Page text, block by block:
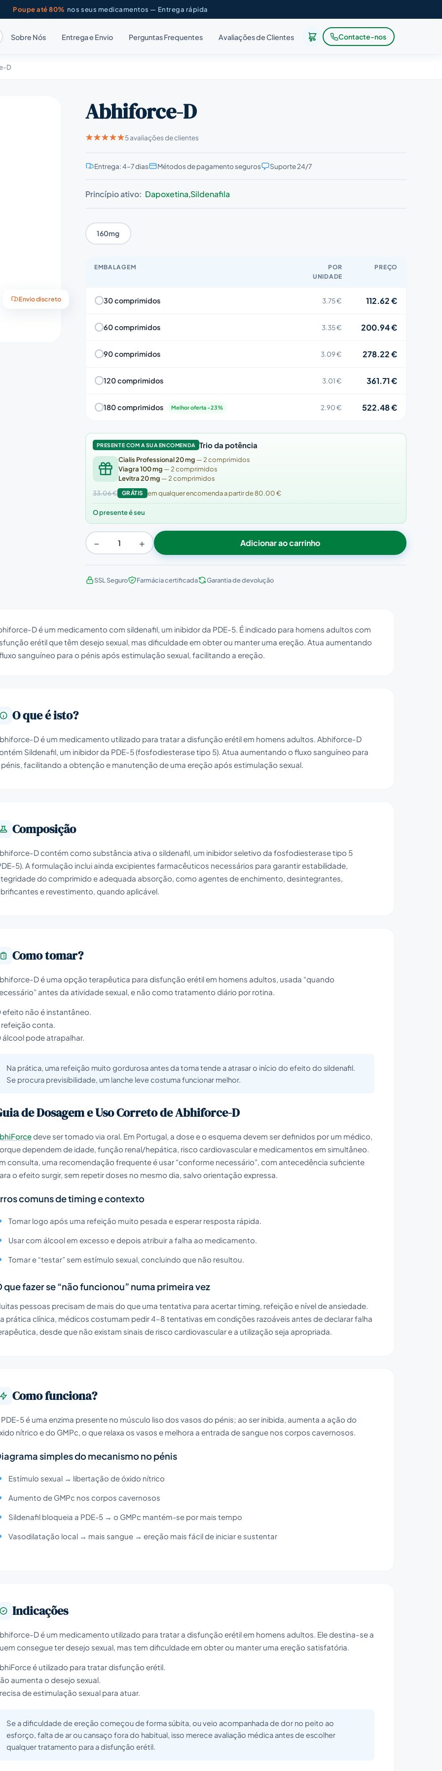
Poupe até 80% nos seus medicamentos — Entrega rápida
Sobre Nós Entrega e Envio Perguntas Frequentes Avaliações de Clientes Contacte-nos
D
Envio discreto
Abhiforce-D
5 avaliações de clientes
Entrega: 4–7 dias Métodos de pagamento seguros Suporte 24/7
Princípio ativo: Dapoxetina,Sildenafila
160mg
EMBALAGEM
POR
UNIDADE
PREÇO
30 comprimidos 3.75 € 112.62 €
60 comprimidos 3.35 € 200.94 €
90 comprimidos 3.09 € 278.22 €
120 comprimidos 3.01 € 361.71 €
180 comprimidos Melhor oferta -23% 2.90 € 522.48 €
PRESENTE COM A SUA ENCOMENDA Trio da potência
Cialis Professional 20 mg — 2 comprimidos
Viagra 100 mg — 2 comprimidos
Levitra 20 mg — 2 comprimidos
33.06 €
GRÁTIS em qualquer encomenda a partir de 80.00 €
O presente é seu
− + Adicionar ao carrinho
SSL Seguro Farmácia certificada Garantia de devolução
D é um medicamento com sildenafil, um inibidor da PDE-5. É indicado para homens adultos com
erétil que têm desejo sexual, mas dificuldade em obter ou manter uma ereção. Atua aumentando
sanguíneo para o pénis após estimulação sexual, facilitando a ereção.
O que é isto?
D é um medicamento utilizado para tratar a disfunção erétil em homens adultos. Abhiforce-D
Sildenafil, um inibidor da PDE-5 (fosfodiesterase tipo 5). Atua aumentando o fluxo sanguíneo para
pénis, facilitando a obtenção e manutenção de uma ereção após estimulação sexual.
Composição
D contém como substância ativa o sildenafil, um inibidor seletivo da fosfodiesterase tipo 5
5). A formulação inclui ainda excipientes farmacêuticos necessários para garantir estabilidade,
do comprimido e adequada absorção, como agentes de enchimento, desintegrantes,
e revestimento, quando aplicável.
Como tomar?
D é uma opção terapêutica para disfunção erétil em homens adultos, usada “quando
antes da atividade sexual, e não como tratamento diário por rotina.
efeito não é instantâneo.
refeição conta.
álcool pode atrapalhar.
Na prática, uma refeição muito gordurosa antes da toma tende a atrasar o início do efeito do sildenafil.
Se procura previsibilidade, um lanche leve costuma funcionar melhor.
de Dosagem e Uso Correto de Abhiforce-D
deve ser tomado via oral. Em Portugal, a dose e o esquema devem ser definidos por um médico,
dependem de idade, função renal/hepática, risco cardiovascular e medicamentos em simultâneo.
consulta, uma recomendação frequente é usar “conforme necessário”, com antecedência suficiente
o efeito surgir, sem repetir doses no mesmo dia, salvo orientação expressa.
comuns de timing e contexto
Tomar logo após uma refeição muito pesada e esperar resposta rápida.
Usar com álcool em excesso e depois atribuir a falha ao medicamento.
Tomar e “testar” sem estímulo sexual, concluindo que não resultou.
que fazer se “não funcionou” numa primeira vez
pessoas precisam de mais do que uma tentativa para acertar timing, refeição e nível de ansiedade.
prática clínica, médicos costumam pedir 4–8 tentativas em condições razoáveis antes de declarar falha
desde que não existam sinais de risco cardiovascular e a utilização seja apropriada.
Como funciona?
PDE-5 é uma enzima presente no músculo liso dos vasos do pénis; ao ser inibida, aumenta a ação do
nítrico e do GMPc, o que relaxa os vasos e melhora a entrada de sangue nos corpos cavernosos.
simples do mecanismo no pénis
Estímulo sexual → libertação de óxido nítrico
Aumento de GMPc nos corpos cavernosos
Sildenafil bloqueia a PDE-5 → o GMPc mantém-se por mais tempo
Vasodilatação local → mais sangue → ereção mais fácil de iniciar e sustentar
Indicações
D é um medicamento utilizado para tratar a disfunção erétil em homens adultos. Ele destina-se a
consegue ter desejo sexual, mas tem dificuldade em obter ou manter uma ereção satisfatória.
é utilizado para tratar disfunção erétil.
aumenta o desejo sexual.
de estimulação sexual para atuar.
Se a dificuldade de ereção começou de forma súbita, ou veio acompanhada de dor no peito ao
esforço, falta de ar ou cansaço fora do habitual, isso merece avaliação médica antes de escolher
qualquer tratamento para a disfunção erétil.